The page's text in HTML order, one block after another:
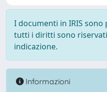
I documenti in IRIS
tutti i diritti sono
indicazione.
Informazioni